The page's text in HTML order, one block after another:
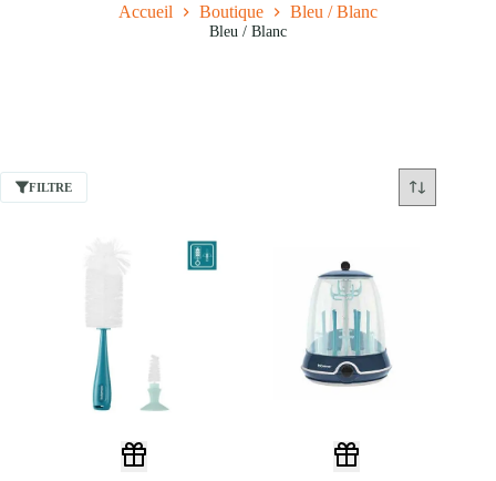
Accueil Boutique Bleu / Blanc
Bleu / Blanc
FILTRE